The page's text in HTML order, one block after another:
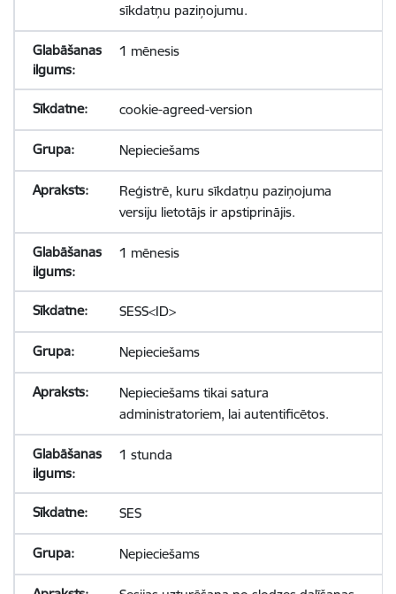
sīkdatņu paziņojumu.
1 mēnesis
cookie-agreed-version
Nepieciešams
Reģistrē, kuru sīkdatņu paziņojuma
versiju lietotājs ir apstiprinājis.
1 mēnesis
SESS<ID>
Nepieciešams
Nepieciešams tikai satura
administratoriem, lai autentificētos.
1 stunda
SES
Nepieciešams